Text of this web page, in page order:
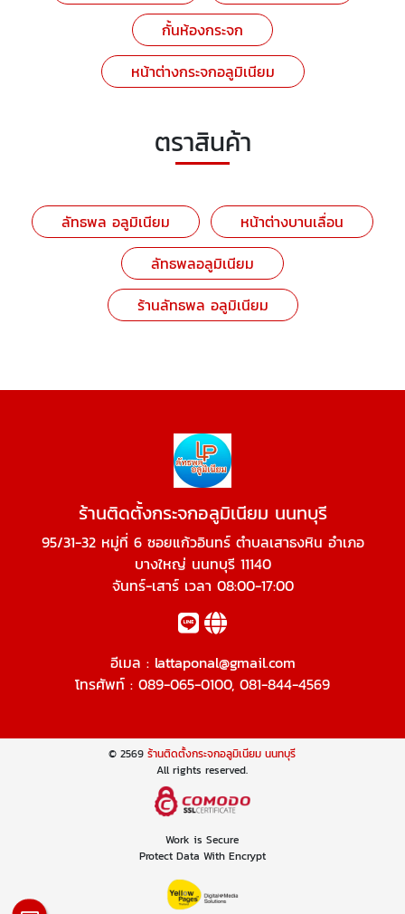
กั้นห้องกระจก
หน้าต่างกระจกอลูมิเนียม
ตราสินค้า
ลัทธพล อลูมิเนียม
หน้าต่างบานเลื่อน
ลัทธพลอลูมิเนียม
ร้านลัทธพล อลูมิเนียม
ร้านติดตั้งกระจกอลูมิเนียม นนทบุรี
95/31-32 หมู่ที่ 6 ซอยแก้วอินทร์ ตำบลเสาธงหิน อำเภอ
บางใหญ่ นนทบุรี 11140
จันทร์-เสาร์ เวลา 08:00-17:00
อีเมล : lattaponal@gmail.com
โทรศัพท์ : 089-065-0100, 081-844-4569
© 2569ร้านติดตั้งกระจกอลูมิเนียม นนทบุรี
All rights reserved.
Work is Secure
Protect Data With Encrypt